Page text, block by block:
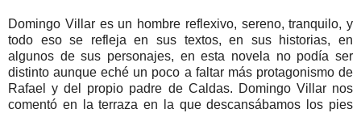
Domingo Villar es un hombre reflexivo, sereno, tranquilo, y
todo eso se refleja en sus textos, en sus historias, en
algunos de sus personajes, en esta novela no podía ser
distinto aunque eché un poco a faltar más protagonismo de
Rafael y del propio padre de Caldas. Domingo Villar nos
comentó en la terraza en la que descansábamos los pies